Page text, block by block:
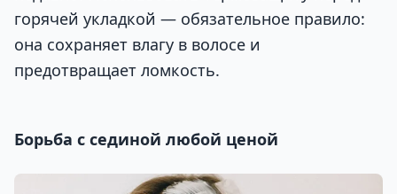
горячей укладкой — обязательное правило:
она сохраняет влагу в волосе и
предотвращает ломкость.
Борьба с сединой любой ценой